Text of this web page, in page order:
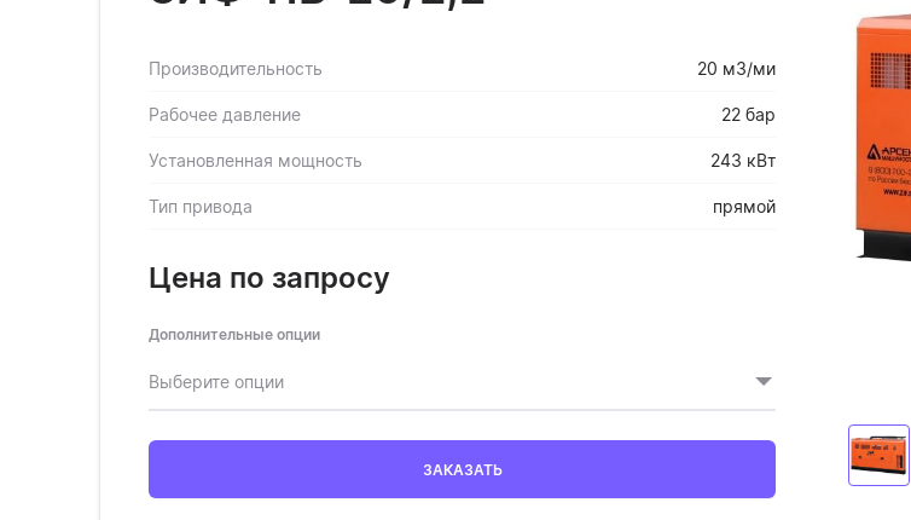
Производительность 20 м3/ми
Рабочее давление 22 бар
Установленная мощность 243 кВт
Тип привода прямой
Цена по запросу
Дополнительные опции
Выберите опции
ЗАКАЗАТЬ